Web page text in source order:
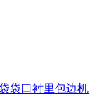
袋口衬里包边机